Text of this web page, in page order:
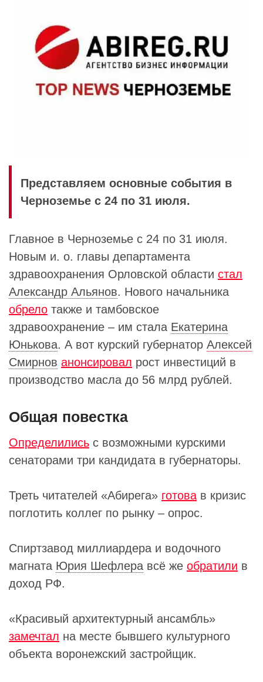
Представляем основные события в
Черноземье с 24 по 31 июля.
Главное в Черноземье с 24 по 31 июля.
Новым и. о. главы департамента
здравоохранения Орловской области стал
Александр Альянов. Нового начальника
обрело также и тамбовское
здравоохранение – им стала Екатерина
Юнькова. А вот курский губернатор Алексей
Смирнов анонсировал рост инвестиций в
производство масла до 56 млрд рублей.
Общая повестка
Определились с возможными курскими
сенаторами три кандидата в губернаторы.
Треть читателей «Абирега» готова в кризис
поглотить коллег по рынку – опрос.
Спиртзавод миллиардера и водочного
магната Юрия Шефлера всё же обратили в
доход РФ.
«Красивый архитектурный ансамбль»
замечтал на месте бывшего культурного
объекта воронежский застройщик.